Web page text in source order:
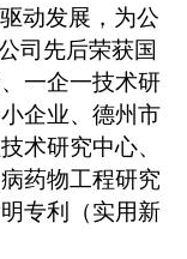
动发展，为公
司先后荣获国
一企一技术研
企业、德州市
术研究中心、
药物工程研究
专利（实用新